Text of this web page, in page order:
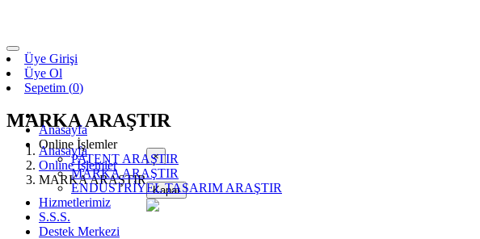
Üye Girişi
Üye Ol
Sepetim (0)
Anasayfa
Online İşlemler
PATENT ARAŞTIR
MARKA ARAŞTIR
ENDÜSTRİYEL TASARIM ARAŞTIR
Hizmetlerimiz
S.S.S.
Destek Merkezi
MARKA ARAŞTIR
Anasayfa
Online İşlemler
MARKA ARAŞTIR
×
Kapat